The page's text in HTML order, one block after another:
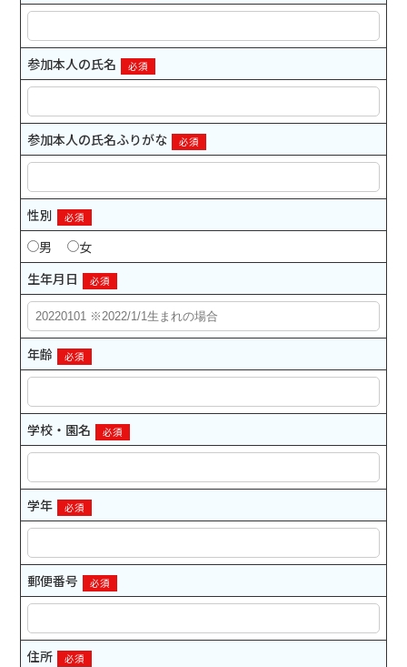
参加本人の氏名 必須
参加本人の氏名ふりがな 必須
性別 必須
男
女
生年月日
必須
年齢 必須
学校・園名 必須
学年 必須
郵便番号 必須
住所 必須